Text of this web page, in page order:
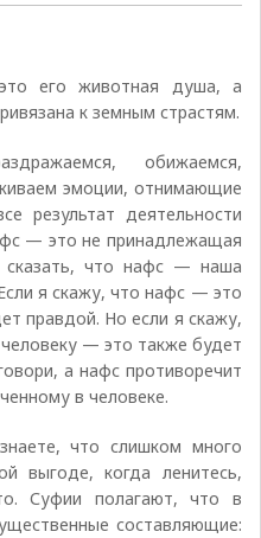
его животная душа, а
к земным страстям.
обижаемся,
эмоции, отнимающие
результат деятельности
— это не принадлежащая
сказать, что нафс — наша
я скажу, что нафс — это
правдой. Но если я скажу,
— это также будет
а нафс противоречит
в человеке.
что слишком много
выгоде, когда ленитесь,
Суфии полагают, что в
составляющие: